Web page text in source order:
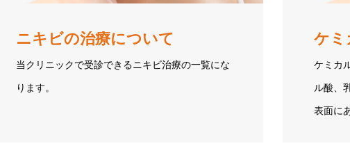
ニキビの治療について
当クリニックで受診できるニキビ治療の一覧にな
ります。
ケミ
ケミカ
ル酸、
表面に